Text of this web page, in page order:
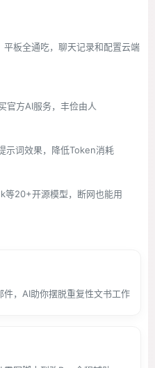
板全通吃，聊天记录和配置云端
官方AI服务，丰俭由人
示词效果，降低Token消耗
等20+开源模型，断网也能用
，AI助你摆脱重复性文书工作